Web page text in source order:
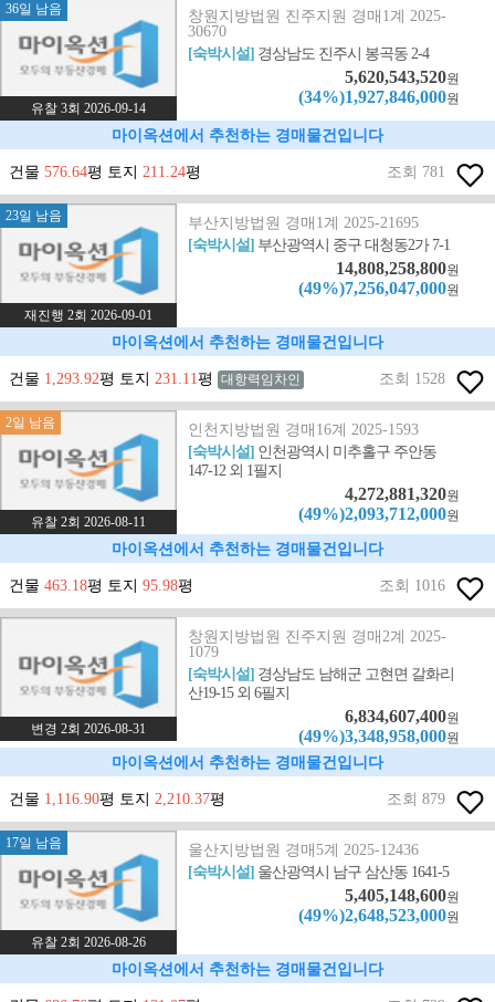
36일 남음
유찰 3회 2026-09-14
창원지방법원 진주지원 경매1계 2025-
30670
[숙박시설] 경상남도 진주시 봉곡동 2-4
5,620,543,520원
(34%)1,927,846,000원
마이옥션에서 추천하는 경매물건입니다
건물 576.64평 토지 211.24평 조회 781
23일 남음
재진행 2회 2026-09-01
부산지방법원 경매1계 2025-21695
[숙박시설] 부산광역시 중구 대청동2가 7-1
14,808,258,800원
(49%)7,256,047,000원
마이옥션에서 추천하는 경매물건입니다
건물 1,293.92평 토지 231.11평 대항력임차인 조회 1528
2일 남음
유찰 2회 2026-08-11
인천지방법원 경매16계 2025-1593
[숙박시설] 인천광역시 미추홀구 주안동
147-12 외 1필지
4,272,881,320원
(49%)2,093,712,000원
마이옥션에서 추천하는 경매물건입니다
건물 463.18평 토지 95.98평 조회 1016
변경 2회 2026-08-31
창원지방법원 진주지원 경매2계 2025-
1079
[숙박시설] 경상남도 남해군 고현면 갈화리
산19-15 외 6필지
6,834,607,400원
(49%)3,348,958,000원
마이옥션에서 추천하는 경매물건입니다
건물 1,116.90평 토지 2,210.37평 조회 879
17일 남음
유찰 2회 2026-08-26
울산지방법원 경매5계 2025-12436
[숙박시설] 울산광역시 남구 삼산동 1641-5
5,405,148,600원
(49%)2,648,523,000원
마이옥션에서 추천하는 경매물건입니다